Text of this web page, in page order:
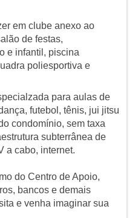
em clube anexo ao
de festas,
e infantil, piscina
poliesportiva e
para aulas de
futebol, tênis, jui jitsu
condomínio, sem taxa
subterrânea de
a cabo, internet.
do Centro de Apoio,
bancos e demais
e venha imaginar sua